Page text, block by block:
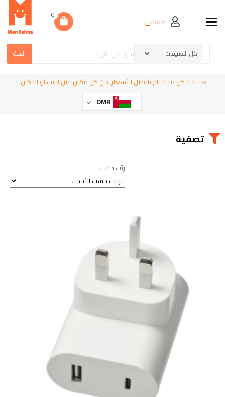
Toggle navigationحسابي
0
البحث
هنا تجد كل ما تحتاج بأفضل الأسعار, من كل مكان, من البيت أو الدكان.
OMR
تصفية
رتّب حسب